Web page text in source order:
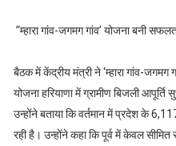
’‘म्हारा गांव-जगमग गांव’ योजना बनी
बैठक में केंद्रीय मंत्री ने ‘म्हारा गांव-जगमग
योजना हरियाणा में ग्रामीण बिजली
उन्होंने बताया कि वर्तमान में प्रदेश के
रही है। उन्होंने कहा कि पूर्व में केवल सीमित